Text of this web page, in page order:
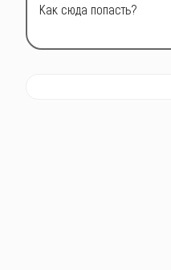
Как сюда попасть?